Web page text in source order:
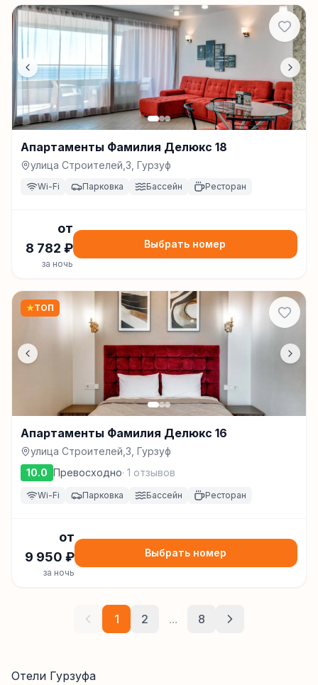
Апартаменты Фамилия Делюкс 18
улица Строителей,3, Гурзуф
Wi-Fi Парковка Бассейн Ресторан
от
8 782 ₽
за ночь
Выбрать номер
★ТОП
Апартаменты Фамилия Делюкс 16
улица Строителей,3, Гурзуф
10.0 Превосходно· 1 отзывов
Wi-Fi Парковка Бассейн Ресторан
от
9 950 ₽
за ночь
Выбрать номер
1 2 ... 8
Отели Гурзуфа